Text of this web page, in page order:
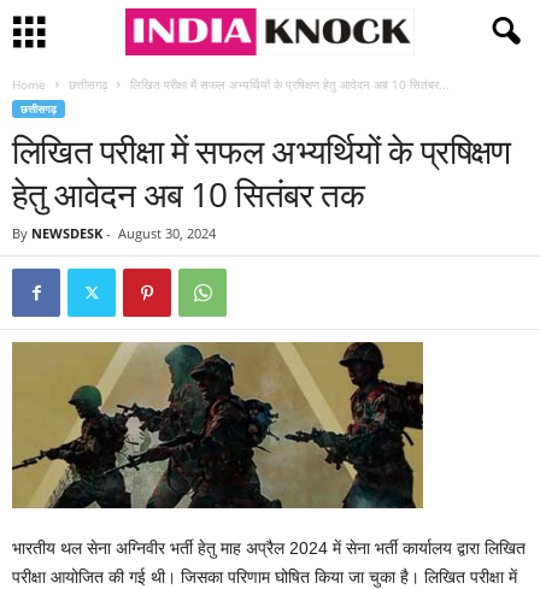
Home छत्तीसगढ़ लिखित परीक्षा में सफल अभ्यर्थियों के प्रषिक्षण हेतु आवेदन अब 10 सितंबर...
छत्तीसगढ़
लिखित परीक्षा में सफल अभ्यर्थियों के प्रषिक्षण
हेतु आवेदन अब 10 सितंबर तक
By NEWSDESK - August 30, 2024
भारतीय थल सेना अग्निवीर भर्ती हेतु माह अप्रैल 2024 में सेना भर्ती कार्यालय द्वारा लिखित
परीक्षा आयोजित की गई थी। जिसका परिणाम घोषित किया जा चुका है। लिखित परीक्षा में